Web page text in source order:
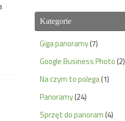
Kategorie
Giga panoramy(7)
Google Business Photo(2)
Na czym to polega(1)
Panoramy(24)
Sprzęt do panoram(4)